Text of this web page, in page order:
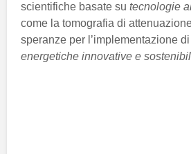
scientifiche basate su tecnologie
come la tomografia di
speranze per l’implementazione di
energetiche innovative e